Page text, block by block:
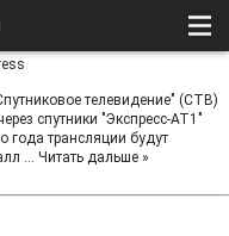
телевидение" (СТВ)
спутники "Экспресс-АТ1"
года трансляции будут
... Читать дальше »